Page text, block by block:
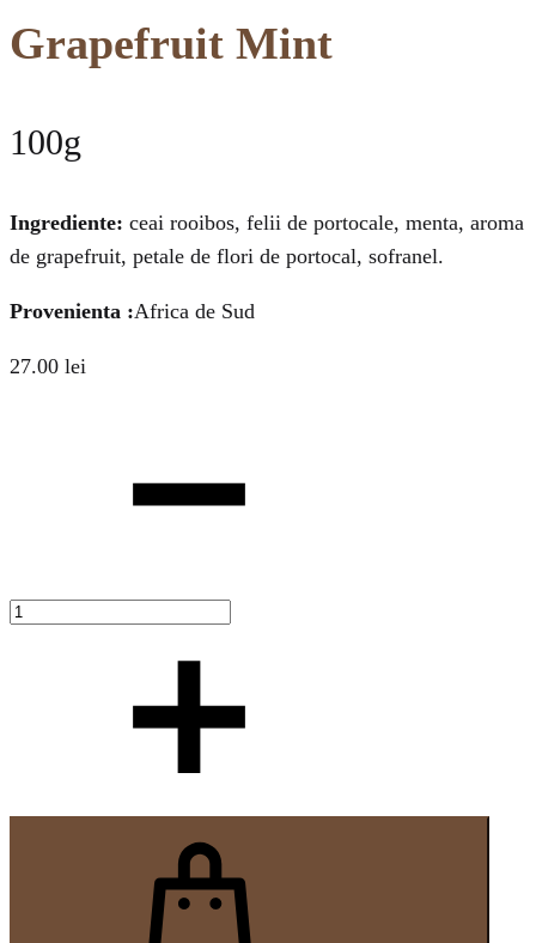
Grapefruit Mint
100g
Ingrediente: ceai rooibos, felii de portocale, menta, aroma
de grapefruit, petale de flori de portocal, sofranel.
Provenienta :Africa de Sud
27.00 lei